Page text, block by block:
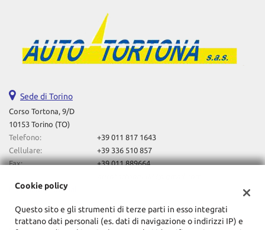
Sede di Torino
Corso Tortona, 9/D
10153 Torino (TO)
Telefono:
+39 011 817 1643
Cellulare:
+39 336 510 857
Fax:
+39 011 889664
Indicazioni stradali
Cookie policy
Questo sito e gli strumenti di terze parti in esso integrati
trattano dati personali (es. dati di navigazione o indirizzi IP) e